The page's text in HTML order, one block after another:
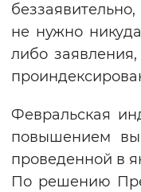
не нужно
либо
Февральская
повышением
проведенной в
По решению